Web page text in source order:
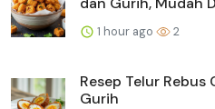
1 hour ago 2
Resep Telur Rebus
Gurih